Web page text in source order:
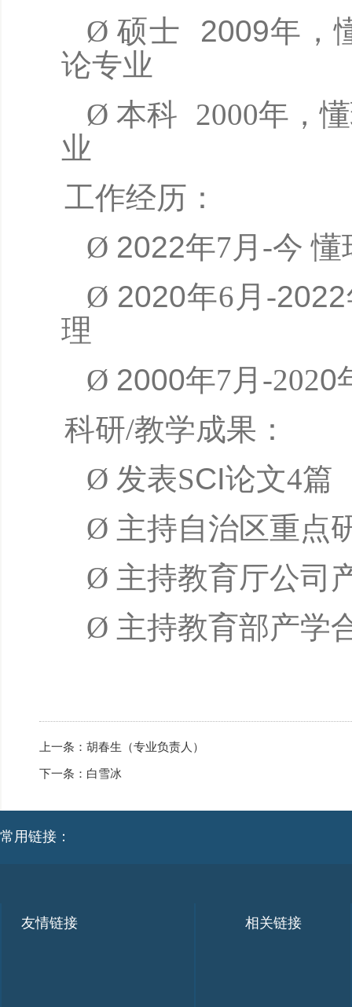
Ø硕士 2009年，
论专业
Ø本科 2000年，
业
工作经历：
Ø 2022年7月-今懂
Ø 2020年6月-2022
理
Ø 2000年7月-2020
科研/教学成果：
Ø 发表SCI论文4篇
Ø 主持自治区重点
Ø 主持教育厅公司
Ø 主持教育部产学
上一条： 胡春生（专业负责人）
下一条： 白雪冰
常用链接：
友情链接 相关链接